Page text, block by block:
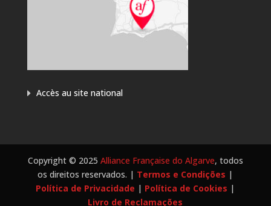
Accès au site national
Copyright © 2025 Alliance Française do Algarve, todos
os direitos reservados. | Termos e Condições |
Política de Privacidade | Política de Cookies |
Livro de Reclamações